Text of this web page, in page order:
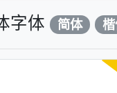
字体 简体